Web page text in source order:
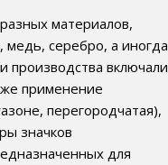
материалов,
медь, серебро, а иногда
производства включали
применение
перегородчатая),
значков
для